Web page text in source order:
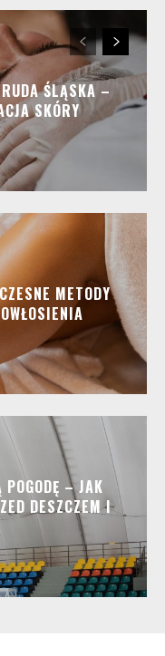
ŚLĄSKA –
SKÓRY
METODY
POGODĘ – JAK
DESZCZEM I